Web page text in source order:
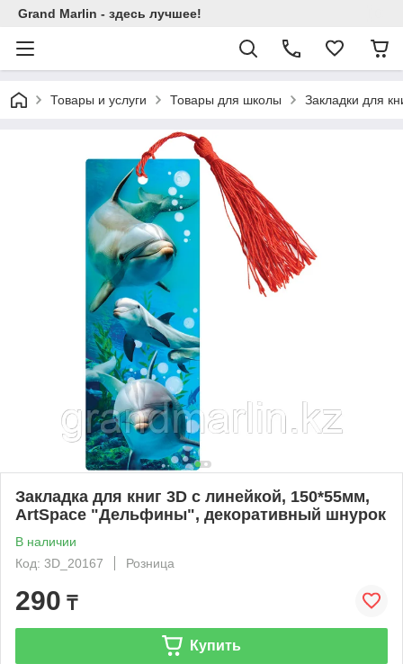
Grand Marlin - здесь лучшее!
Товары и услуги Товары для школы Закладки для
Закладка для книг 3D с линейкой, 150*55мм,
ArtSpace "Дельфины", декоративный шнурок
В наличии
Код: 3D_20167
Розница
290 ₸
Купить